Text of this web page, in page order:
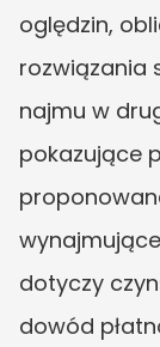
oględzin,
rozwiązania
najmu w
pokazujące
dotyczy
dowód